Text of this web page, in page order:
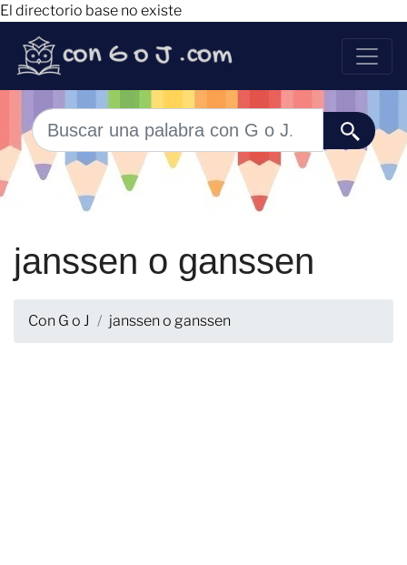
El directorio base no existe
janssen o ganssen
Con G o J janssen o ganssen